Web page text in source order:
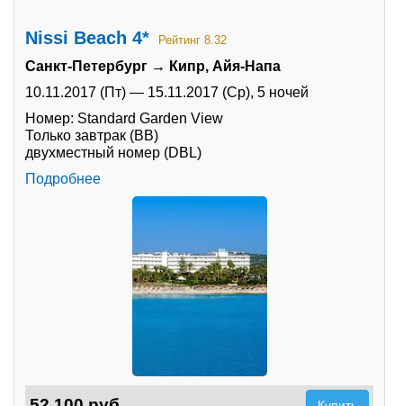
Nissi Beach 4* Рейтинг 8.32
Санкт-Петербург → Кипр, Айя-Напа
10.11.2017 (Пт) — 15.11.2017 (Ср), 5 ночей
Номер: Standard Garden View
Только завтрак (BB)
двухместный номер (DBL)
Подробнее